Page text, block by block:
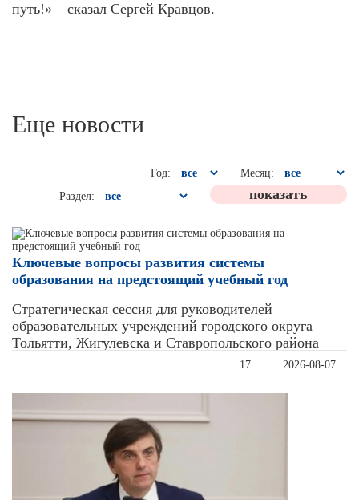
путь!» – сказал Сергей Кравцов.
Еще новости
Год:
Месяц:
Раздел:
Ключевые вопросы развития системы
образования на предстоящий учебный год
Стратегическая сессия для руководителей
образовательных учреждений городского округа
Тольятти, Жигулевска и Ставропольского района
2026-08-07
17